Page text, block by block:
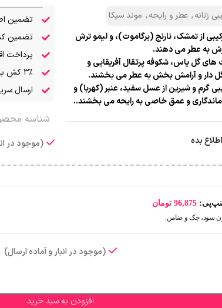
زنانه, عطر و رایحه, موند سیکا
از تمشک، نارنج (برگاموت)، و لیمو ترش
به عطر می‌ دهند.
گل یاس، شکوفه پرتقال آفریقایی و
دار و آرامش‌ بخش به عطر می‌ بخشند.
گرم و شیرین از عسل سفید، عنبر (کهربا) و
و عمق خاصی به رایحه می‌ بخشند..
بده
تضمین
تضمین
پرداخت
۳٪ کش بک و شارژ کیف پول
ارسال
شناسه
(موجود در
96,875 تومان
(موجود در انبار و آماده ارسال)
افزودن به سبد خرید